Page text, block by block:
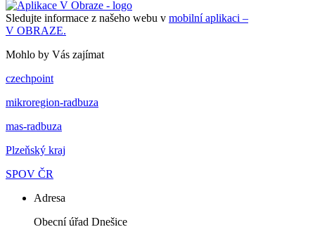
Sledujte informace z našeho webu v mobilní aplikaci –
V OBRAZE.
Mohlo by Vás zajímat
czechpoint
mikroregion-radbuza
mas-radbuza
Plzeňský kraj
SPOV ČR
Adresa
Obecní úřad Dnešice